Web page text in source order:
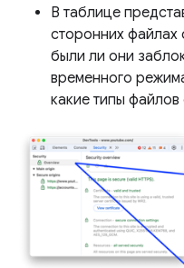
В таблице
сторонних файлах
были ли они
временного
какие типы файлов